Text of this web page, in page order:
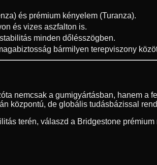
és prémium kényelem (Turanza).
és vizes aszfalton is.
minden dőlésszögben.
bármilyen terepviszony
nemcsak a gumigyártásban, hanem a
központú, de globális tudásbázissal
terén, válaszd a Bridgestone